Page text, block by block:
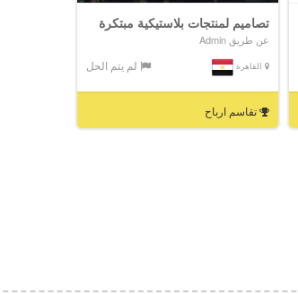
تصاميم لمنتجات بلاستيكية مبتكرة
عن طريق Admin
القاهرة لم يتم الحل
تقاسم ارباح